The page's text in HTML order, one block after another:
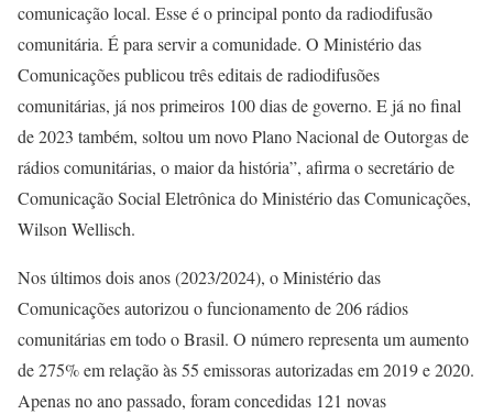
comunicação local. Esse é o principal ponto da radiodifusão
comunitária. É para servir a comunidade. O Ministério das
Comunicações publicou três editais de radiodifusões
comunitárias, já nos primeiros 100 dias de governo. E já no final
de 2023 também, soltou um novo Plano Nacional de Outorgas de
rádios comunitárias, o maior da história”, afirma o secretário de
Comunicação Social Eletrônica do Ministério das Comunicações,
Wilson Wellisch.
Nos últimos dois anos (2023/2024), o Ministério das
Comunicações autorizou o funcionamento de 206 rádios
comunitárias em todo o Brasil. O número representa um aumento
de 275% em relação às 55 emissoras autorizadas em 2019 e 2020.
Apenas no ano passado, foram concedidas 121 novas